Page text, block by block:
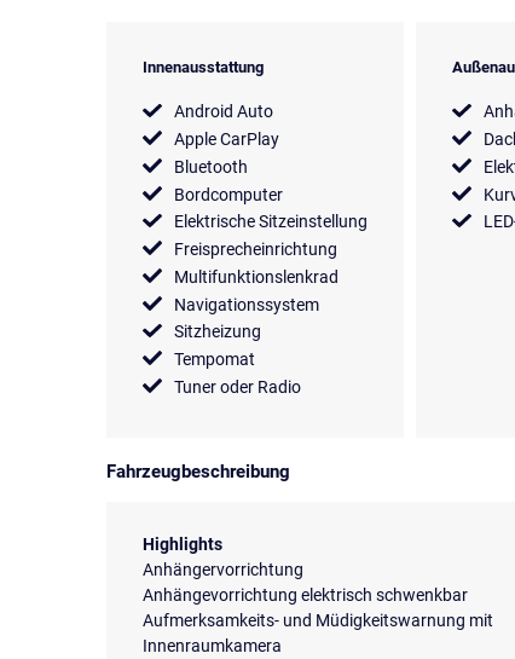
Innenausstattung
Android Auto
Apple CarPlay
Bluetooth
Bordcomputer
Elektrische Sitzeinstellung
Freisprecheinrichtung
Multifunktionslenkrad
Navigationssystem
Sitzheizung
Tempomat
Tuner oder Radio
Fahrzeugbeschreibung
Highlights
Anhängervorrichtung
Anhängevorrichtung elektrisch schwenkbar
Aufmerksamkeits- und Müdigkeitswarnung mit
Innenraumkamera